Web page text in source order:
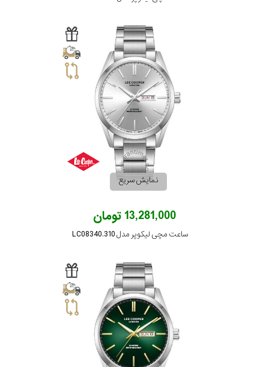
نمایش سریع
13,281,000 تومان
ساعت مچی لیکوپر مدل LC08340.310